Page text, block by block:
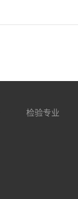
检验专业